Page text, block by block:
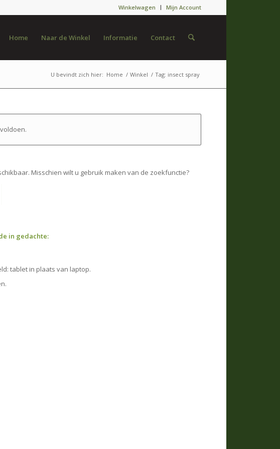
Winkelwagen Mijn Account
Home Naar de Winkel Informatie Contact
U bevindt zich hier: Home / Winkel / Tag: insect spray
Misschien wilt u gebruik maken van de zoekfunctie?
in gedachte:
tablet in plaats van laptop.